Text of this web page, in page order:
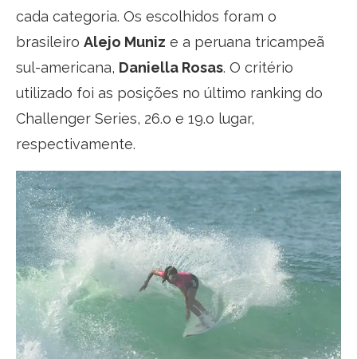
cada categoria. Os escolhidos foram o
brasileiro Alejo Muniz e a peruana tricampeã
sul-americana, Daniella Rosas. O critério
utilizado foi as posições no último ranking do
Challenger Series, 26.o e 19.o lugar,
respectivamente.